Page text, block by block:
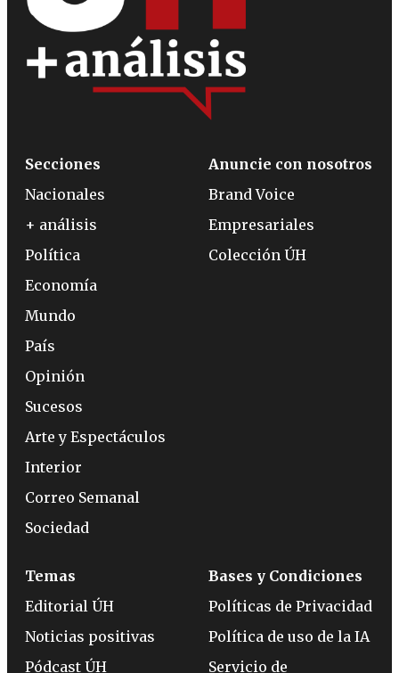
Secciones
Nacionales
+ análisis
Política
Economía
Mundo
País
Opinión
Sucesos
Arte y Espectáculos
Interior
Correo Semanal
Sociedad
Anuncie con nosotros
Brand Voice
Empresariales
Colección ÚH
Temas
Editorial ÚH
Noticias positivas
Pódcast ÚH
Bases y Condiciones
Políticas de Privacidad
Política de uso de la IA
Servicio de